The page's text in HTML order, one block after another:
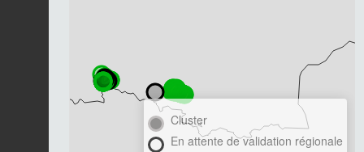
Cluster
En attente de validation régionale